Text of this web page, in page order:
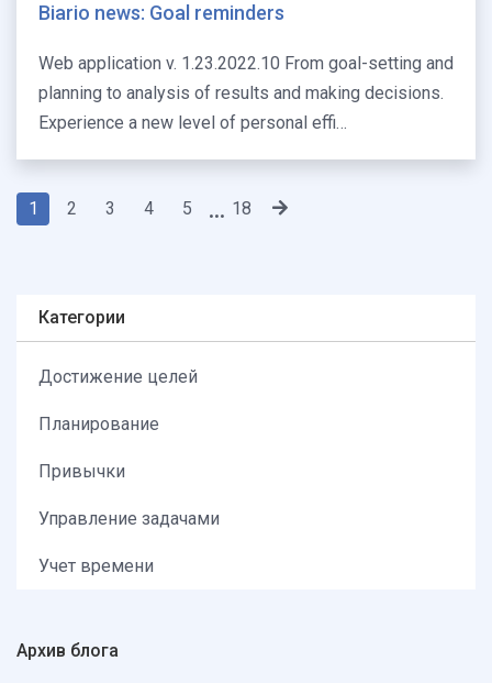
Biario news: Goal reminders
Web application v. 1.23.2022.10 From goal-setting and
planning to analysis of results and making decisions.
Experience a new level of personal effi…
1 2 3 4 5 ... 18
Категории
Достижение целей
Планирование
Привычки
Управление задачами
Учет времени
Архив блога